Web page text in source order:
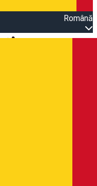
Română